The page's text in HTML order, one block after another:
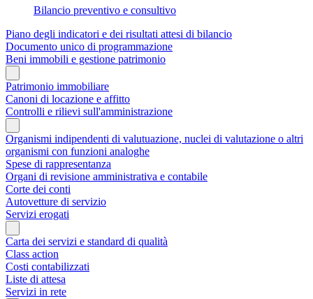
Bilancio preventivo e consultivo
Piano degli indicatori e dei risultati attesi di bilancio
Documento unico di programmazione
Beni immobili e gestione patrimonio
Patrimonio immobiliare
Canoni di locazione e affitto
Controlli e rilievi sull'amministrazione
Organismi indipendenti di valutuazione, nuclei di valutazione o altri
organismi con funzioni analoghe
Spese di rappresentanza
Organi di revisione amministrativa e contabile
Corte dei conti
Autovetture di servizio
Servizi erogati
Carta dei servizi e standard di qualità
Class action
Costi contabilizzati
Liste di attesa
Servizi in rete